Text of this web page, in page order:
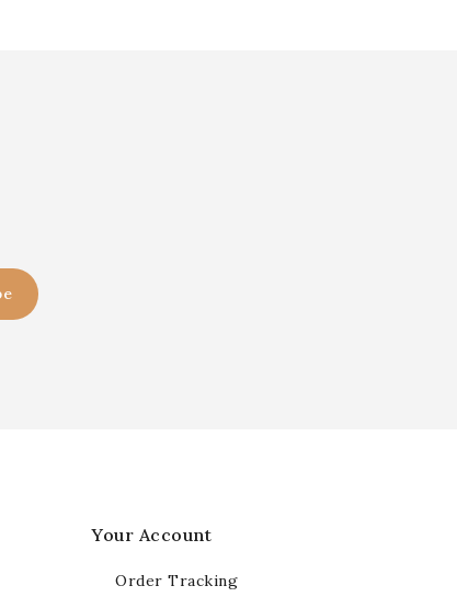
Your Account
Order Tracking